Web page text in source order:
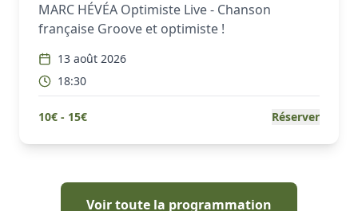
MARC HÉVÉA Optimiste Live - Chanson
française Groove et optimiste !
13 août 2026
18:30
10€ - 15€ Réserver
Voir toute la programmation